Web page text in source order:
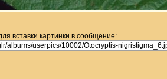
вставки картинки в сообщение: